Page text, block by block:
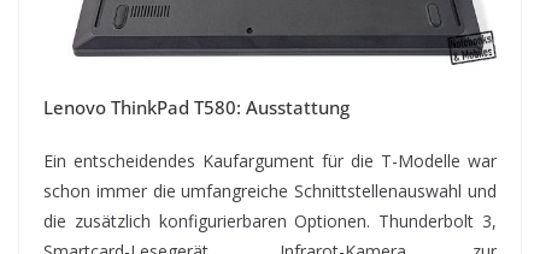
Lenovo ThinkPad T580: Ausstattung
Ein entscheidendes Kaufargument für die T-Modelle war
schon immer die umfangreiche Schnittstellenauswahl und
die zusätzlich konfigurierbaren Optionen. Thunderbolt 3,